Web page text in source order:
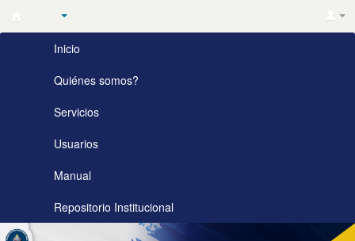
Biblioteca
Zambrano
Bucheli
AUNAR
Inicio
Quiénes somos?
Servicios
Usuarios
Manual
Repositorio Institucional